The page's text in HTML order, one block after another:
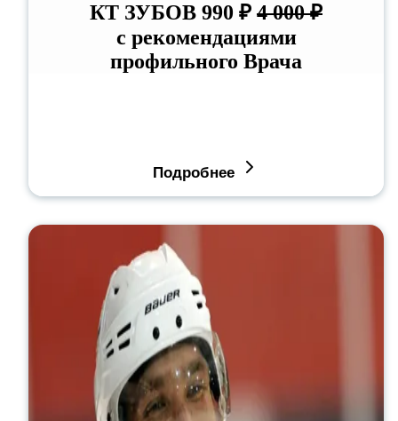
КТ ЗУБОВ 990 ₽ 4 000 ₽
с рекомендациями
профильного Врача
Подробнее